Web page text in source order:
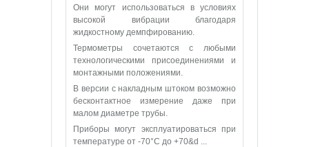
Они могут использоваться в условиях
высокой вибрации благодаря
жидкостному демпфированию.
Термометры сочетаются с любыми
технологическими присоединениями и
монтажными положениями.
В версии с накладным штоком возможно
бесконтактное измерение даже при
малом диаметре трубы.
Приборы могут эксплуатироваться при
температуре от -70°C до +70&d ...